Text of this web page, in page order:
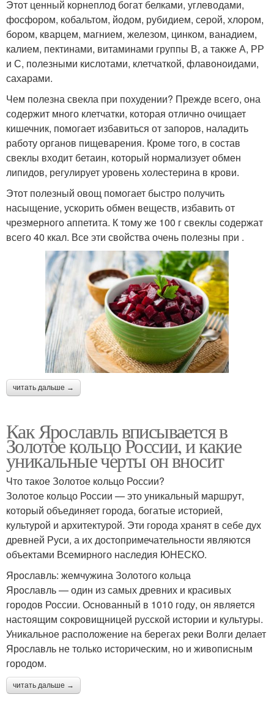
Этот ценный корнеплод богат белками, углеводами,
фосфором, кобальтом, йодом, рубидием, серой, хлором,
бором, кварцем, магнием, железом, цинком, ванадием,
калием, пектинами, витаминами группы В, а также А, РР
и С, полезными кислотами, клетчаткой, флавоноидами,
сахарами.
Чем полезна свекла при похудении? Прежде всего, она
содержит много клетчатки, которая отлично очищает
кишечник, помогает избавиться от запоров, наладить
работу органов пищеварения. Кроме того, в состав
свеклы входит бетаин, который нормализует обмен
липидов, регулирует уровень холестерина в крови.
Этот полезный овощ помогает быстро получить
насыщение, ускорить обмен веществ, избавить от
чрезмерного аппетита. К тому же 100 г свеклы содержат
всего 40 ккал. Все эти свойства очень полезны при .
читать дальше →
Как Ярославль вписывается в
Золотое кольцо России, и какие
уникальные черты он вносит
Что такое Золотое кольцо России?
Золотое кольцо России — это уникальный маршрут,
который объединяет города, богатые историей,
культурой и архитектурой. Эти города хранят в себе дух
древней Руси, а их достопримечательности являются
объектами Всемирного наследия ЮНЕСКО.
Ярославль: жемчужина Золотого кольца
Ярославль — один из самых древних и красивых
городов России. Основанный в 1010 году, он является
настоящим сокровищницей русской истории и культуры.
Уникальное расположение на берегах реки Волги делает
Ярославль не только историческим, но и живописным
городом.
читать дальше →